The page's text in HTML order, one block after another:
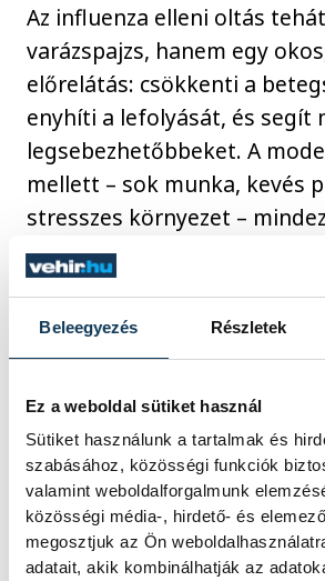
Beleegyezés Részletek
Ez a weboldal sütiket használ
Sütiket használunk a tartalmak és
szabásához, közösségi funkciók
valamint weboldalforgalmunk
közösségi média-, hirdető- és
megosztjuk az Ön
adatait, akik kombinálhatják az
Az influenza elleni oltás
varázspajzs, hanem egy
előrelátás: csökkenti a
enyhíti a lefolyását, és segít
legsebezhetőbbeket. A
mellett – sok munka, kevés
stresszes környezet –
lépés, ami jelentős
talán ez a legfontosabb
nem félelmetes, nem
időigényes. Viszont hozzáad
zsebkendőkkel teljen, hanem
mozgással és valódi
életmód egészségügy